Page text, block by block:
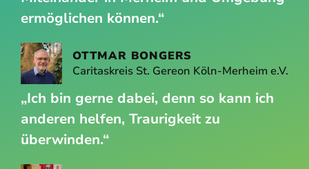
ermöglichen können.“
OTTMAR BONGERS
Caritaskreis St. Gereon Köln-Merheim e.V.
„Ich bin gerne dabei, denn so kann ich
anderen helfen, Traurigkeit zu
überwinden.“